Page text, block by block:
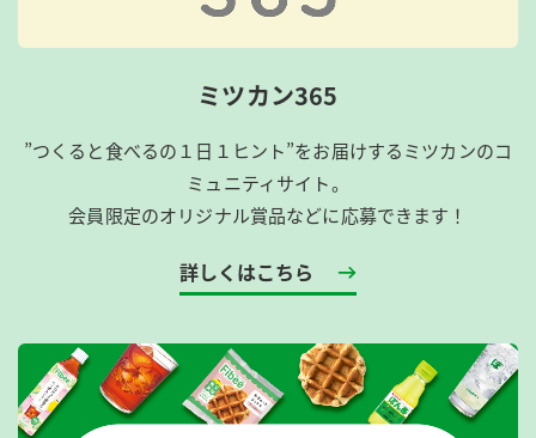
ミツカン365
”つくると食べるの１日１ヒント”をお届けするミツカンのコ
ミュニティサイト。
会員限定のオリジナル賞品などに応募できます！
詳しくはこちら